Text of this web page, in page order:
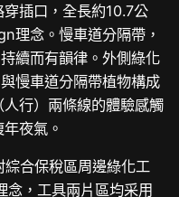
插口，全長約10.7公
理念。慢車道分隔帶，
續而有韻律。外側綠化
慢車道分隔帶植物構成
行）兩條線的體驗感觸
夜氣。
合保稅區周邊綠化工
，工具兩片區均采用